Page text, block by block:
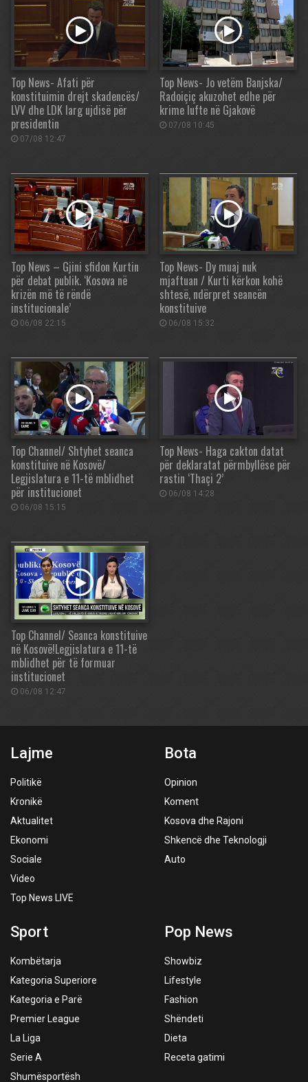
Top News- Afati për
konstituimin drejt skadencës/
LVV dhe LDK larg ujdisë për
presidentin
07/08 12:47
Top News- Jo vetëm Banjska/
Radoiçiç akuzohet edhe për
krime lufte në Gjakovë
07/08 10:45
Top News – Gjini sfidon Kurtin
për debat publik. ‘Kosova në
krizën më të rëndë
institucionale’
06/08 22:15
Top News- Dy muaj nuk
mjaftuan / Kurti kërkon kohë
shtesë, ndërpret seancën
konstituive
06/08 15:32
Top Channel/ Shtyhet seanca
konstituive në Kosovë/
Legjislatura e 11-të mblidhet
për institucionet
06/08 15:15
Top News- Haga cakton datat
për deklaratat përmbyllëse për
rastin ‘Thaçi 2’
06/08 14:28
Top Channel/ Seanca konstituive
në Kosovë!Legjislatura e 11-të
mblidhet për të formuar
institucionet
06/08 12:47
Lajme
Politikë
Kronikë
Aktualitet
Ekonomi
Sociale
Video
Top News LIVE
Bota
Opinion
Koment
Kosova dhe Rajoni
Shkencë dhe Teknologji
Auto
Sport
Kombëtarja
Kategoria Superiore
Kategoria e Parë
Premier League
La Liga
Serie A
Shumësportësh
Pop News
Showbiz
Lifestyle
Fashion
Shëndeti
Dieta
Receta gatimi